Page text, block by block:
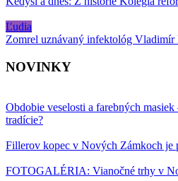
Ľudia
Zomrel uznávaný infektológ Vladimír
NOVINKY
Obdobie veselosti a farebných masiek
tradície?
Fillerov kopec v Nových Zámkoch je
FOTOGALÉRIA: Vianočné trhy v